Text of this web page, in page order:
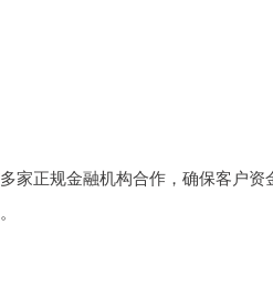
家正规金融机构合作，确保客户